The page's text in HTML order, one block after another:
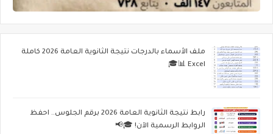
ملف الأسماء بالدرجات نتيجة الثانوية العامة 2026 كاملة
Excel 📊🎓
رابط نتيجة الثانوية العامة 2026 برقم الجلوس.. احفظ
الروابط الرسمية الآن! 🎓📢